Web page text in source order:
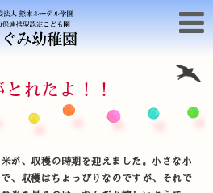
れたよ！！
が、収穫の時期を迎えました。小さな小
、収穫はちょっぴりなのですが、それで